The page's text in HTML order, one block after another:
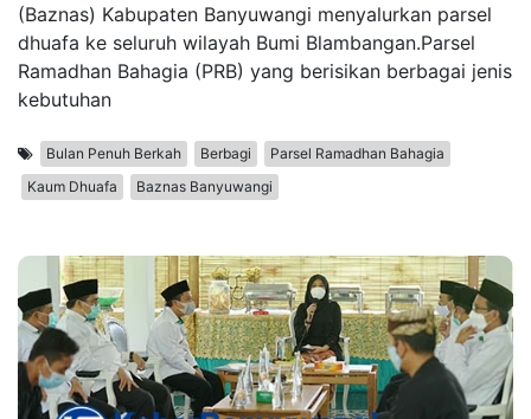
(Baznas) Kabupaten Banyuwangi menyalurkan parsel
dhuafa ke seluruh wilayah Bumi Blambangan.Parsel
Ramadhan Bahagia (PRB) yang berisikan berbagai jenis
kebutuhan
Bulan Penuh Berkah Berbagi
Parsel Ramadhan Bahagia
Kaum Dhuafa
Baznas Banyuwangi